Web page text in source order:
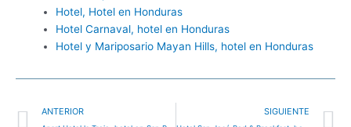
Hotel, Hotel en Honduras
Hotel Carnaval, hotel en Honduras
Hotel y Mariposario Mayan Hills, hotel en Honduras
Ant
ANTERIOR SIGUIENTE